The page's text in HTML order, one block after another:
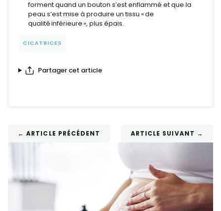
forment quand un bouton s’est enflammé et que la
peau s’est mise à produire un tissu « de
qualité inférieure », plus épais.
CICATRICES
Partager cet article
← ARTICLE PRÉCÉDENT ARTICLE SUIVANT →